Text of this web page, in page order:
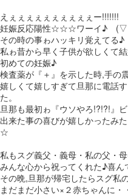
えぇぇぇぇぇぇぇぇぇぇー!!!!!!!
妊娠反応陽性☆☆☆ワーイ♪ゝ(▽
その時の事ゎハッキリ覚えてる♪
私ゎ昔から早く子供が欲しくて
初めての妊娠♪
検査薬が『＋』を示した時,手の
嬉しくて嬉しすぎて旦那に電話
た。
旦那も最初ゎ『ウソやろ!?!?!』
出来た事の喜びが嬉しかったみ
☆
私もスグ義父・義母・私の父・
みんな心から祝ってくれた♪喜ん
その晩,旦那が帰宅したらスグ私
まだまだ小さい×２赤ちゃんに